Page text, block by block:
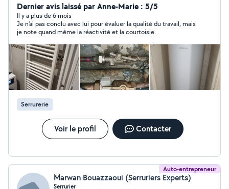
directement au num J'ai travaillé dans le bâtiment et
dans la rénovation énergétique pendant plusieurs
années. Je détiens un diplôme de plomberie et génie
climatique. Je peux vous faire un dépannage plomberie
/ climatisation, et également des entretiens réguliers,
nécessaire pour les installations climatisations et
plomberie. Conseil en isolation et diagnostics. (
également un Master en communication digitale)
Dernier avis laissé par Anne-Marie : 5/5
Il y a plus de 6 mois
Je n'ai pas conclu avec lui pour évaluer la qualité du travail, mais
je note quand même la réactivité et la courtoisie.
Serrurerie
Voir le profil Contacter
Auto-entrepreneur
Marwan Bouazzaoui (Serruriers Experts)
Serrurier